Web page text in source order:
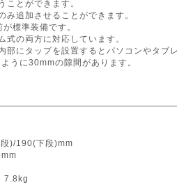
ことができます。
み追加させることができます。
標準装備です。
式の両方に対応しています。
部にタップを設置するとパソコンやタブ
うに30mmの隙間があります。
)/190(下段)mm
7.8kg